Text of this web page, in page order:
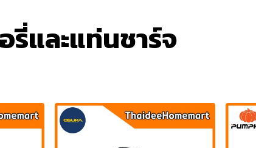
รี่และแท่นชาร์จ